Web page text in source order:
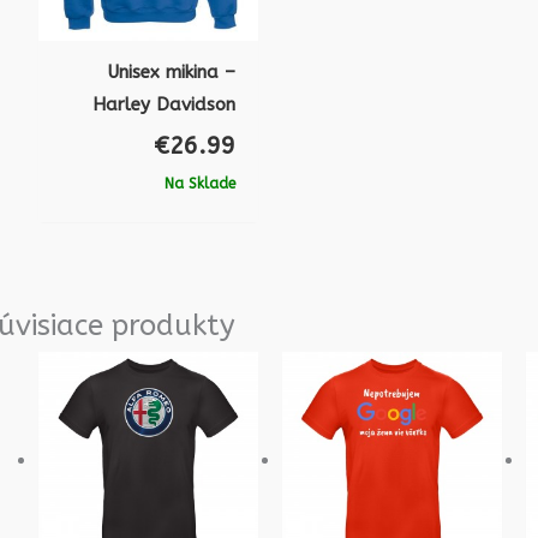
Unisex mikina –
Harley Davidson
€26.99
Na Sklade
produkty